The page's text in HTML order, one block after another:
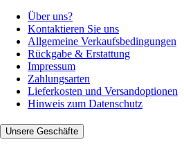
Über uns?
Kontaktieren Sie uns
Allgemeine Verkaufsbedingungen
Rückgabe & Erstattung
Impressum
Zahlungsarten
Lieferkosten und Versandoptionen
Hinweis zum Datenschutz
Unsere Geschäfte